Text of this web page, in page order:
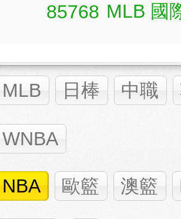
MLB 國際盤近16日
MLB 日棒 中職
WNBA
NBA 歐籃 澳籃